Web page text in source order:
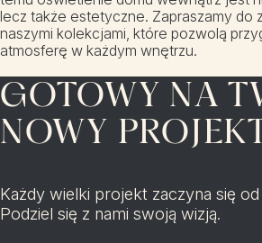
lecz także estetyczne. Zapraszamy do
naszymi kolekcjami, które pozwolą
atmosferę w każdym wnętrzu.
GOTOWY NA
NOWY
Każdy wielki projekt zaczyna się
Podziel się z nami swoją wizją.